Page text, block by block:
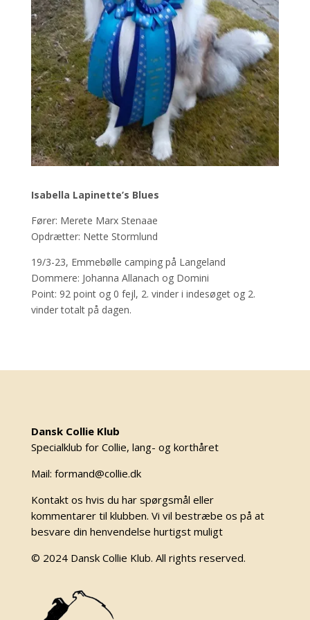
Isabella Lapinette’s Blues
Fører: Merete Marx Stenaae
Opdrætter: Nette Stormlund
19/3-23, Emmebølle camping på Langeland
Dommere: Johanna Allanach og Domini
Point: 92 point og 0 fejl, 2. vinder i indesøget og 2.
vinder totalt på dagen.
Dansk Collie Klub
Specialklub for Collie, lang- og korthåret
Mail: formand@collie.dk
Kontakt os hvis du har spørgsmål eller
kommentarer til klubben. Vi vil bestræbe os på at
besvare din henvendelse hurtigst muligt
© 2024 Dansk Collie Klub. All rights reserved.